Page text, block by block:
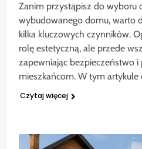
Zanim przystąpisz do wyboru
wybudowanego domu, warto
kilka kluczowych czynników.
rolę estetyczną, ale przede
zapewniając bezpieczeństwo
mieszkańcom. W tym
Czytaj więcej